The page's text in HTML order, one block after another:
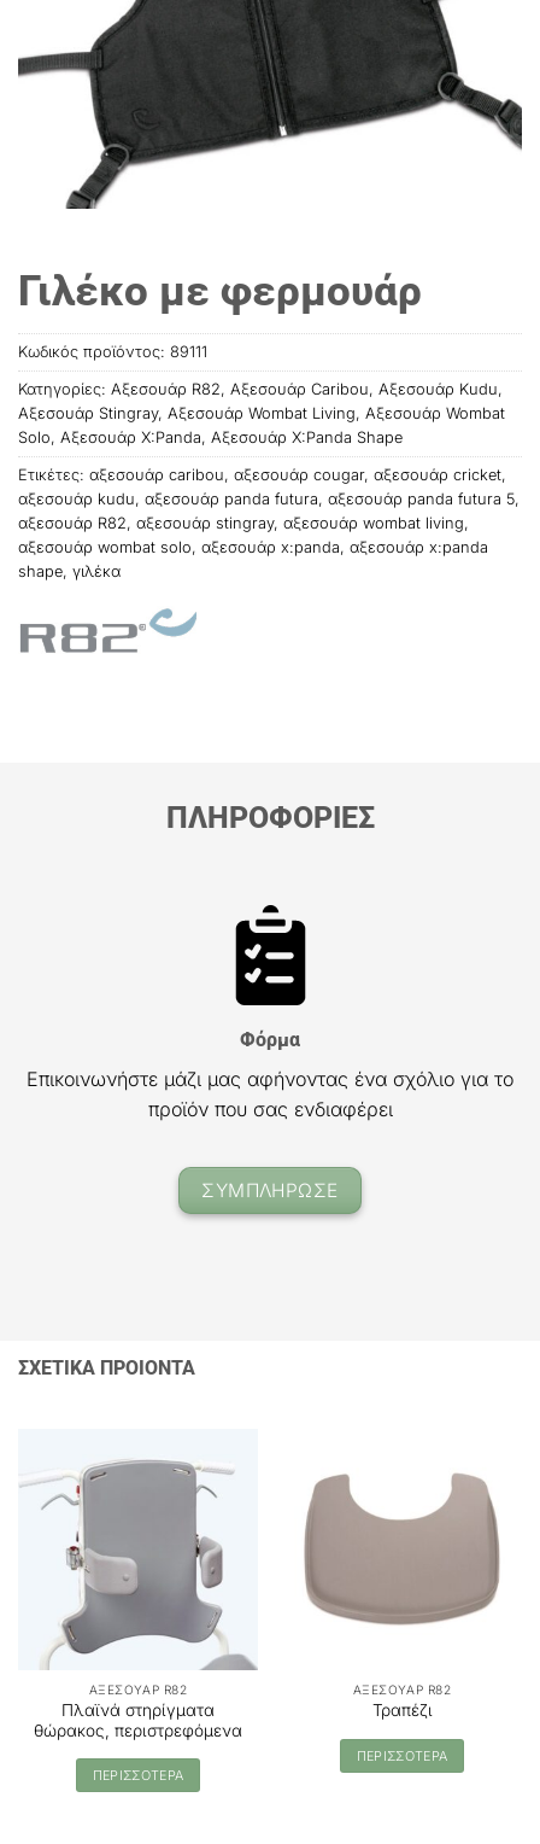
Γιλέκο με φερμουάρ
Κωδικός προϊόντος: 89111
Κατηγορίες: Αξεσουάρ R82, Αξεσουάρ Caribou, Αξεσουάρ Kudu,
Αξεσουάρ Stingray, Αξεσουάρ Wombat Living, Αξεσουάρ Wombat
Solo, Αξεσουάρ X:Panda, Αξεσουάρ X:Panda Shape
Ετικέτες: αξεσουάρ caribou, αξεσουάρ cougar, αξεσουάρ cricket,
αξεσουάρ kudu, αξεσουάρ panda futura, αξεσουάρ panda futura 5,
αξεσουάρ R82, αξεσουάρ stingray, αξεσουάρ wombat living,
αξεσουάρ wombat solo, αξεσουάρ x:panda, αξεσουάρ x:panda
shape, γιλέκα
ΠΛΗΡΟΦΟΡΙΕΣ
Φόρμα
Επικοινωνήστε μάζι μας αφήνοντας ένα σχόλιο για το
προϊόν που σας ενδιαφέρει
ΣΥΜΠΛΗΡΩΣΕ
ΣΧΕΤΙΚΑ ΠΡΟΙΟΝΤΑ
ΑΞΕΣΟΥΑΡ R82
Πλαϊνά στηρίγματα
θώρακος, περιστρεφόμενα
ΠΕΡΙΣΣΟΤΕΡΑ
ΑΞΕΣΟΥΑΡ R82
Τραπέζι
ΠΕΡΙΣΣΟΤΕΡΑ